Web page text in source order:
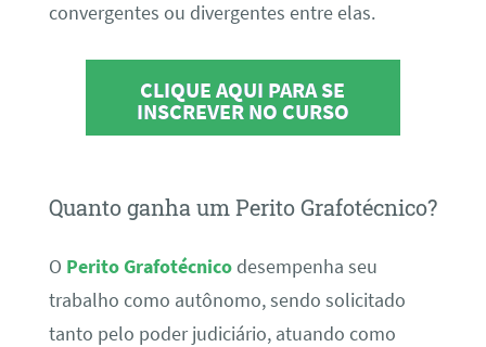
convergentes ou divergentes entre elas.
CLIQUE AQUI PARA SE
INSCREVER NO CURSO
Quanto ganha um Perito Grafotécnico?
O Perito Grafotécnicodesempenha seu
trabalho como autônomo, sendo solicitado
tanto pelo poder judiciário, atuando como